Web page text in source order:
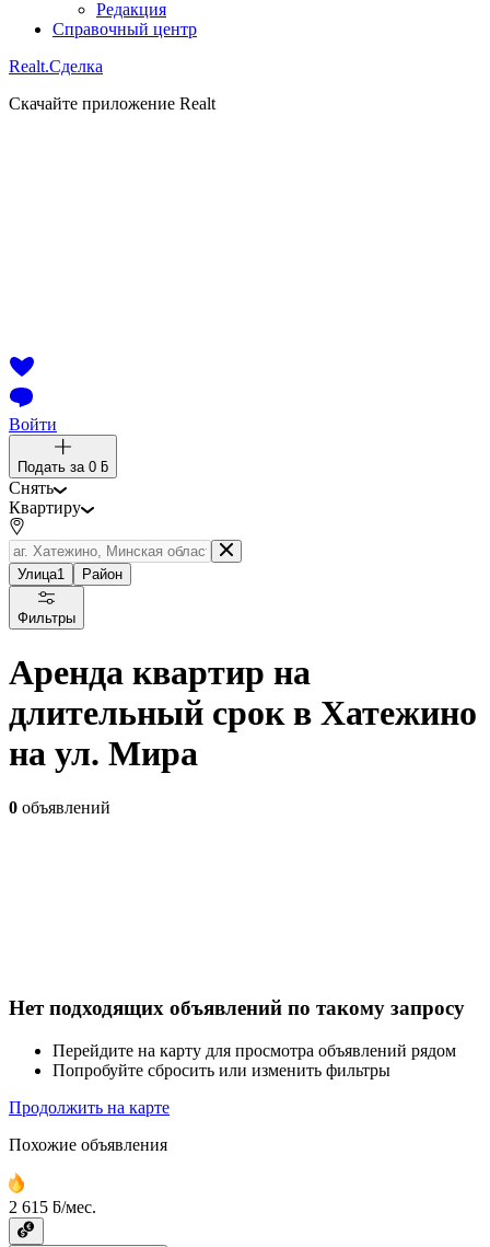
Редакция
Справочный центр
Realt.Сделка
Скачайте приложение Realt
Войти
Подать за 0 ƃ
Снять
Квартиру
Улица1 Район
Фильтры
Аренда квартир на
длительный срок в Хатежино
на ул. Мира
0 объявлений
Нет подходящих объявлений по такому запросу
Перейдите на карту для просмотра объявлений рядом
Попробуйте сбросить или изменить фильтры
Продолжить на карте
Похожие объявления
2 615 ƃ/мес.